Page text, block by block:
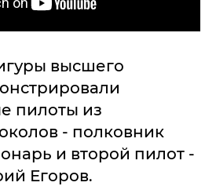
высшего
пилоты из
- полковник
и второй пилот -
Егоров.